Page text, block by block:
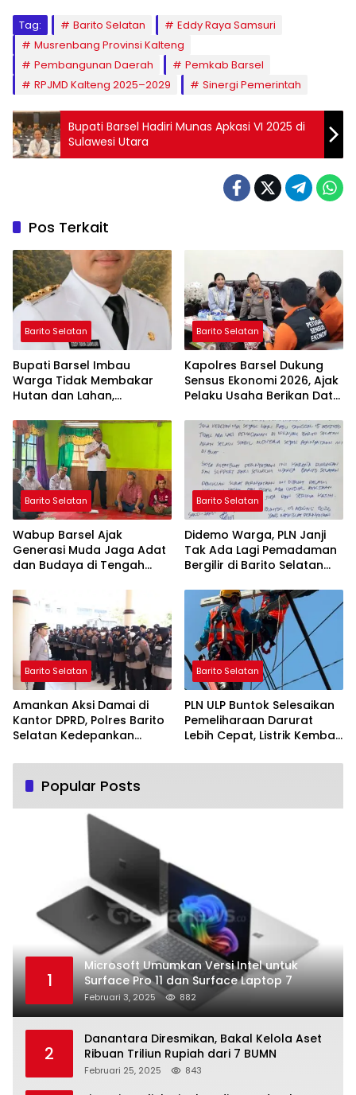
Tag: Barito Selatan
Eddy Raya Samsuri
Musrenbang Provinsi Kalteng
Pembangunan Daerah
Pemkab Barsel
RPJMD Kalteng 2025–2029
Sinergi Pemerintah
Bupati Barsel Hadiri Munas Apkasi VI 2025 di
Sulawesi Utara
Pos Terkait
Barito Selatan
Bupati Barsel Imbau
Warga Tidak Membakar
Hutan dan Lahan,
Bebas Kabut Asap
Barito Selatan
Kapolres Barsel Dukung
Sensus Ekonomi 2026, Ajak
Pelaku Usaha Berikan Data
Barito Selatan
Wabup Barsel Ajak
Generasi Muda Jaga Adat
dan Budaya di Tengah
Barito Selatan
Didemo Warga, PLN Janji
Tak Ada Lagi Pemadaman
Bergilir di Barito Selatan
Barito Selatan
Amankan Aksi Damai di
Kantor DPRD, Polres Barito
Selatan Kedepankan
Barito Selatan
PLN ULP Buntok Selesaikan
Pemeliharaan Darurat
Lebih Cepat, Listrik Kembali
Popular Posts
1
Microsoft Umumkan Versi Intel untuk
Surface Pro 11 dan Surface Laptop 7
Februari 3, 2025 882
2
Danantara Diresmikan, Bakal Kelola Aset
Ribuan Triliun Rupiah dari 7 BUMN
Februari 25, 2025 843